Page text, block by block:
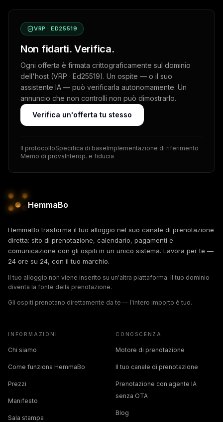
VRP · ED25519
Non fidarti. Verifica.
Ogni offerta è firmata crittograficamente sul dominio
dell'host (VRP · Ed25519). Un ospite — o il suo
assistente IA — può verificarla autonomamente. Un
annuncio che non controlli non può dimostrarlo.
Verifica un'offerta tu stesso
Il protocolloSpecifica di baseImplementazione di riferimento
Memo di provaInterop. e fiducia
HemmaBo
HemmaBo trasforma il tuo alloggio nel suo canale di prenotazione
diretta: sito di prenotazione, calendario, pagamenti e
comunicazione con gli ospiti in un unico sistema. Lavora per te —
24 ore su 24, con il tuo marchio.
Il tuo alloggio non viene inserito su un'altra piattaforma. Il tuo dominio
diventa la fonte della prenotazione.
Gli ospiti prenotano direttamente da te — l'intero importo è tuo.
INFORMAZIONI
Chi siamo
Come funziona HemmaBo
Prezzi
Manifesto
Sala stampa
CONOSCENZA
Motore di prenotazione
Il tuo canale di prenotazione
Prenotazione con agente IA
senza OTA
Blog